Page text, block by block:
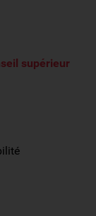
supérieur